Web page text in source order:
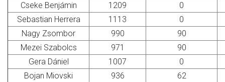
Cseke Benjámin
1209
0
Sebastian Herrera
1113
0
Nagy Zsombor
990
90
Mezei Szabolcs
971
90
Gera Dániel
1007
0
Bojan Miovski
936
62